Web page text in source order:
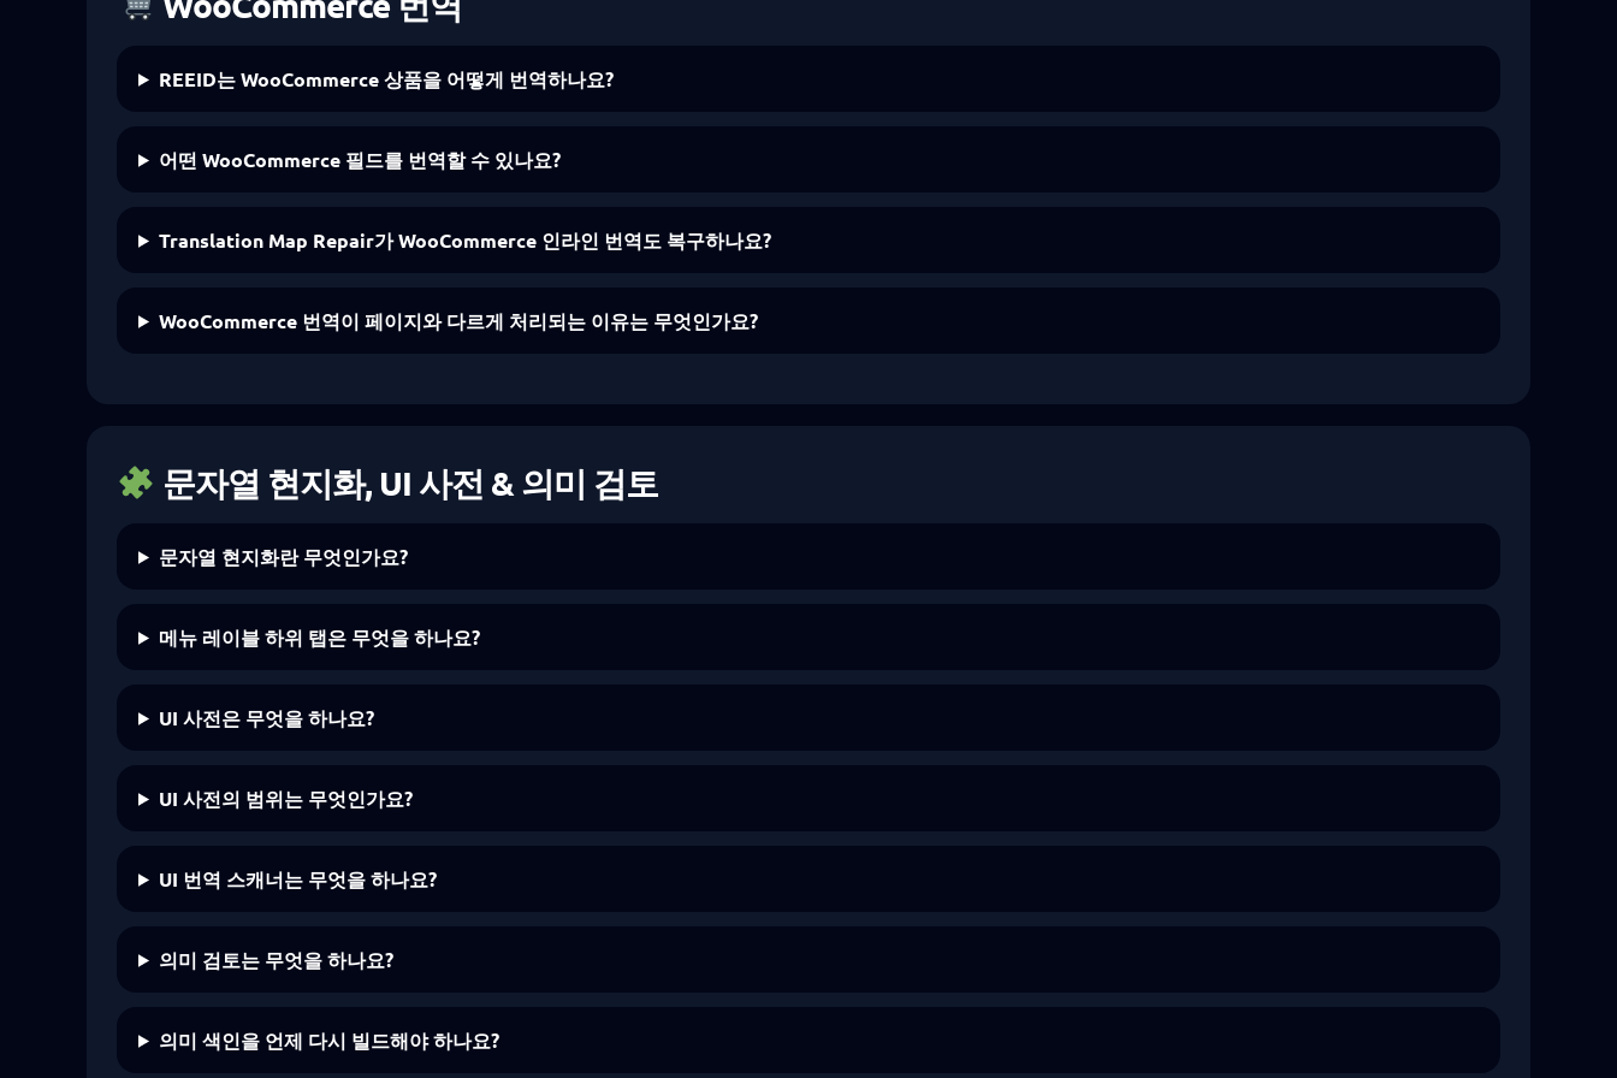
REEID는 WooCommerce 상품을 어떻게 번역하나요?
어떤 WooCommerce 필드를 번역할 수 있나요?
Translation Map Repair가 WooCommerce 인라인 번역도 복구하나요?
WooCommerce 번역이 페이지와 다르게 처리되는 이유는 무엇인가요?
문자열 현지화, UI 사전 & 의미 검토
문자열 현지화란 무엇인가요?
메뉴 레이블 하위 탭은 무엇을 하나요?
UI 사전은 무엇을 하나요?
UI 사전의 범위는 무엇인가요?
UI 번역 스캐너는 무엇을 하나요?
의미 검토는 무엇을 하나요?
의미 색인을 언제 다시 빌드해야 하나요?